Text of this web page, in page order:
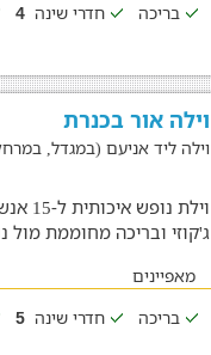
בריכה
חדרי שינה 4
וילה אור בכנרת
וילה ליד אניעם (במגדל, במרחק של
ג'קוזי ובריכה מחוממת מול נופי
מאפיינים
בריכה
חדרי שינה 5